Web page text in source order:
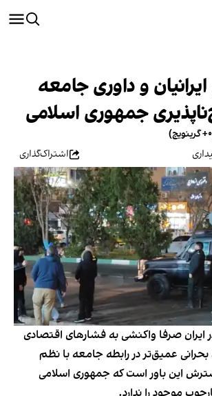
و داوری جامعه
جمهوری اسلامی
اشتراک‌گذاری
ایران صرفا واکنشی به فشارهای اقتصادی
عمیق‌تر در رابطه جامعه با نظم
این باور است که جمهوری اسلامی